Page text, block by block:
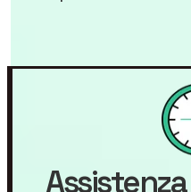
Assistenza